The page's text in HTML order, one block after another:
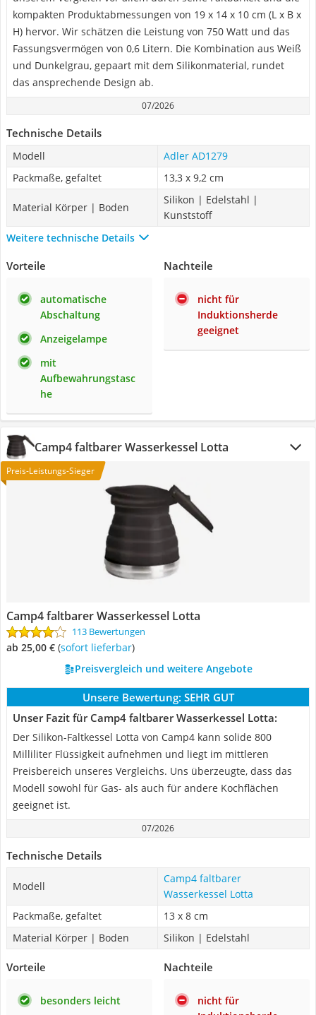
kompakten Produktabmessungen von 19 x 14 x 10 cm (L x B x
H) hervor. Wir schätzen die Leistung von 750 Watt und das
Fassungsvermögen von 0,6 Litern. Die Kombination aus Weiß
und Dunkelgrau, gepaart mit dem Silikonmaterial, rundet
das ansprechende Design ab.
07/2026
Technische Details
Modell
Adler AD1279
Packmaße, gefaltet
13,3 x 9,2 cm
Material Körper | Boden
Silikon | Edelstahl |
Kunststoff
Weitere technische Details
Vorteile
automatische
Abschaltung
Anzeigelampe
mit
Aufbewahrungstasc
he
Nachteile
nicht für
Induktionsherde
geeignet
Camp4 faltbarer Wasserkessel Lotta
Preis-Leistungs-Sieger
Camp4 faltbarer Wasserkessel Lotta
113 Bewertungen
ab 25,00 € ( Sofort lieferbar)
Preisvergleich und weitere Angebote
Unsere Bewertung: SEHR GUT
Unser Fazit für Camp4 faltbarer Wasserkessel Lotta:
Der Silikon-Faltkessel Lotta von Camp4 kann solide 800
Milliliter Flüssigkeit aufnehmen und liegt im mittleren
Preisbereich unseres Vergleichs. Uns überzeugte, dass das
Modell sowohl für Gas- als auch für andere Kochflächen
geeignet ist.
07/2026
Technische Details
Modell
Camp4 faltbarer
Wasserkessel Lotta
Packmaße, gefaltet
13 x 8 cm
Material Körper | Boden
Silikon | Edelstahl
Vorteile
besonders leicht
Nachteile
nicht für